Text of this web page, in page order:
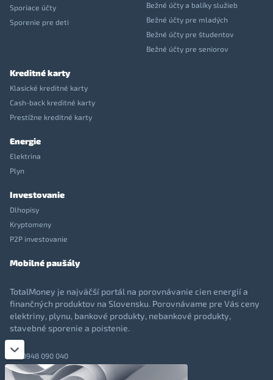
Sporiace účty
Sporenie pre deti
Bežné účty a balíky služieb
Bežné účty pre mladých
Bežné účty pre študentov
Bežné účty pre seniorov
Kreditné karty
Klasické kreditné karty
Cash-back kreditné karty
Prestížne kreditné karty
Energie
Elektrina
Plyn
Investovanie
Dlhopisy
Kryptomeny
P2P investovanie
Mobilné paušály
TotalMoney je najväčší portál na porovnávanie cien energií a
finančných produktov na Slovensku. Porovnávame pre Vás ceny
elektriny, plynu, bankové produkty, nebankové produkty,
stavebné sporenie a poistenie.
0948 090 040
+421 948 090 051